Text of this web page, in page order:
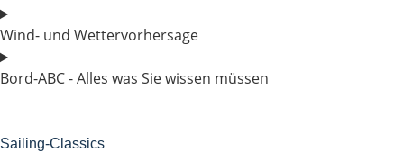
Wind- und Wettervorhersage
Bord-ABC - Alles was Sie wissen müssen
Sailing-Classics